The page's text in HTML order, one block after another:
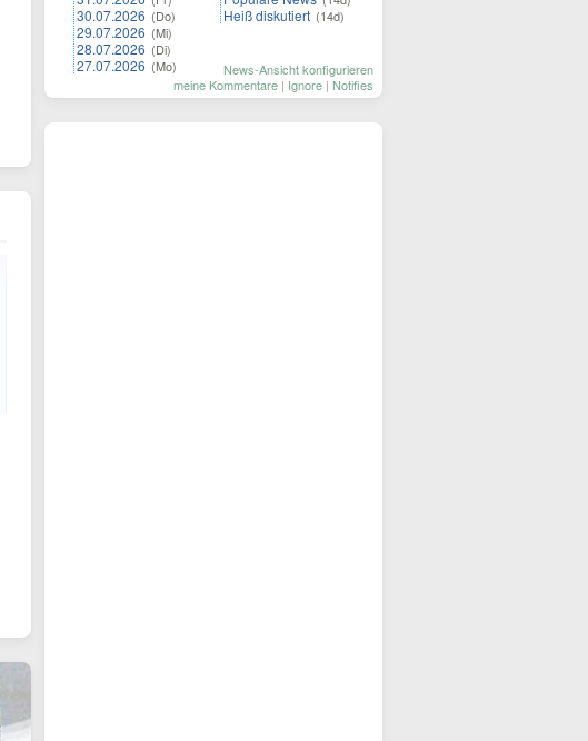
30.07.2026 (Do)
29.07.2026 (Mi)
28.07.2026 (Di)
27.07.2026 (Mo)
Heiß diskutiert (14d)
News-Ansicht konfigurieren
meine Kommentare | Ignore | Notifies